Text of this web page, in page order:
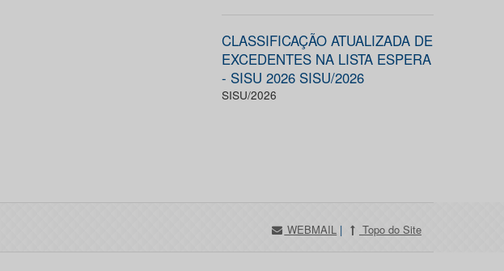
CLASSIFICAÇÃO ATUALIZADA DE
EXCEDENTES NA LISTA ESPERA
- SISU 2026 SISU/2026
SISU/2026
WEBMAIL | Topo do Site